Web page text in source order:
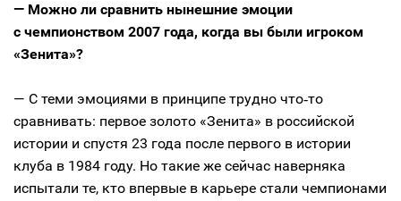
— Можно ли сравнить нынешние эмоции
с чемпионством 2007 года, когда вы были игроком
«Зенита»?
— С теми эмоциями в принципе трудно что‑то
сравнивать: первое золото «Зенита» в российской
истории и спустя 23 года после первого в истории
клуба в 1984 году. Но такие же сейчас наверняка
испытали те, кто впервые в карьере стали чемпионами